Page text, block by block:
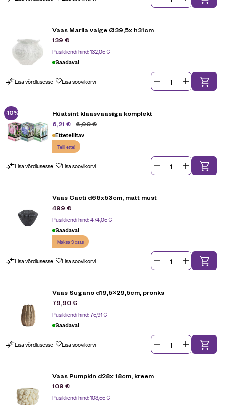
Vaas Marlia valge Ø39,5x h31cm
139 €
Püsikliendi hind:132,05€
Saadaval
Lisa võrdlusesse Lisa soovikorvi
-10%
Hüatsint klaasvaasiga komplekt
6,90€
6,21 €
Ettetellitav
Telli ette!
Lisa võrdlusesse Lisa soovikorvi
Vaas Cacti d66x53cm, matt must
499 €
Püsikliendi hind:474,05€
Saadaval
Maksa 3 osas
Lisa võrdlusesse Lisa soovikorvi
Vaas Sugano d19,5×29,5cm, pronks
79,90€
Püsikliendi hind:75,91€
Saadaval
Lisa võrdlusesse Lisa soovikorvi
Vaas Pumpkin d28x 18cm, kreem
109 €
Püsikliendi hind:103,55€